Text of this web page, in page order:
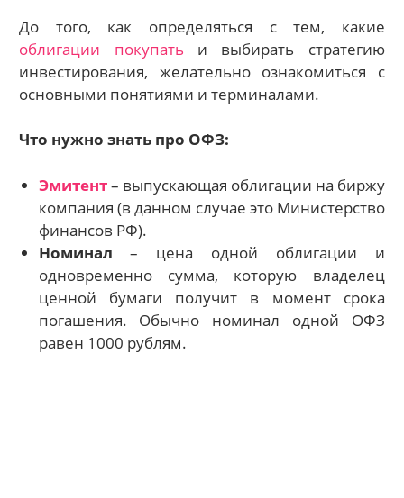
До того, как определяться с тем, какие
облигации покупать и выбирать стратегию
инвестирования, желательно ознакомиться с
основными понятиями и терминалами.
Что нужно знать про ОФЗ:
Эмитент– выпускающая облигации на биржу
компания (в данном случае это Министерство
финансов РФ).
Номинал – цена одной облигации и
одновременно сумма, которую владелец
ценной бумаги получит в момент срока
погашения. Обычно номинал одной ОФЗ
равен 1000 рублям.